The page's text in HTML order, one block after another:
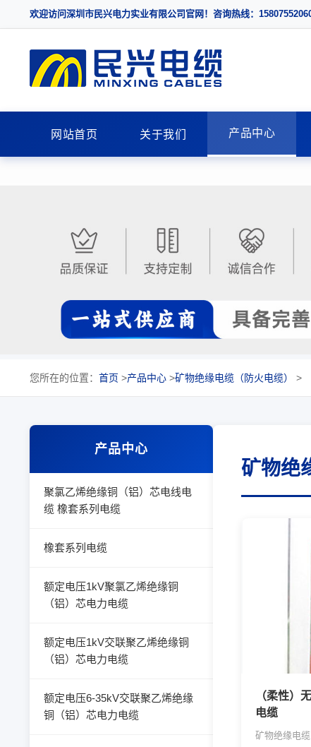
欢迎访问深圳市民兴电力实业有限公司官网！咨询热线：
网站首页 关于我们 产品中心
您所在的位置： 首页 >产品中心 >矿物绝缘电缆（防火电缆） >
产品中心
聚氯乙烯绝缘铜（铝）芯电线电
缆 橡套系列电缆
橡套系列电缆
额定电压1kV聚氯乙烯绝缘铜
（铝）芯电力电缆
额定电压1kV交联聚乙烯绝缘铜
（铝）芯电力电缆
额定电压6-35kV交联聚乙烯绝缘
铜（铝）芯电力电缆
矿物绝
（柔性）
电缆
矿物绝缘电缆